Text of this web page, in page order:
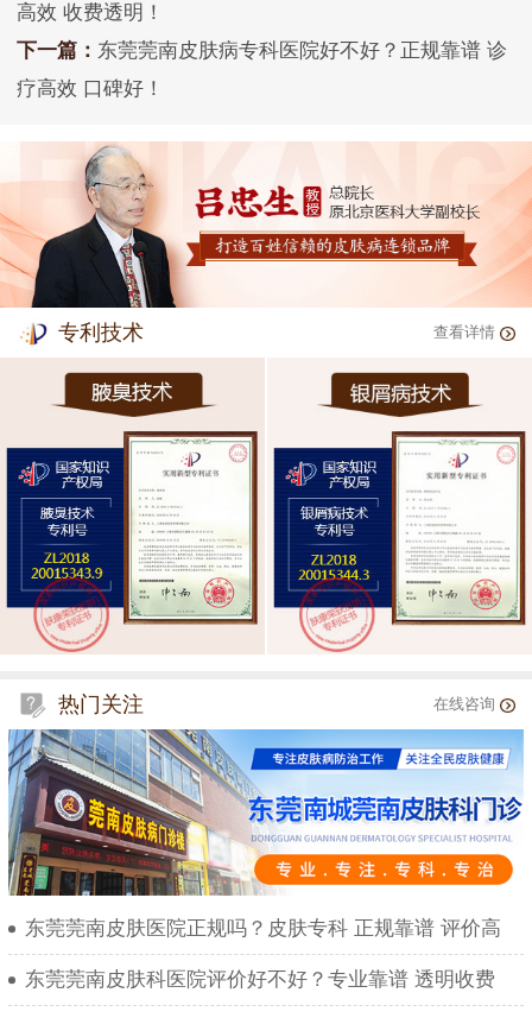
高效 收费透明！
下一篇： 东莞莞南皮肤病专科医院好不好？正规靠谱 诊
疗高效 口碑好！
专利技术 查看详情
热门关注 在线咨询
东莞莞南皮肤医院正规吗？皮肤专科 正规靠谱 评价高
东莞莞南皮肤科医院评价好不好？专业靠谱 透明收费